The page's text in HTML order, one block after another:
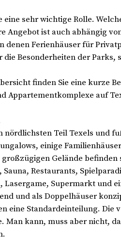
sehr wichtige Rolle.
Angebot ist auch abhängig
denen Ferienhäuser für
Besonderheiten der Parks,
finden Sie eine kurze
Appartementkomplexe auf
nördlichsten Teil Texels und
einige
Gelände
Restaurants,
Supermarkt und
und als Doppelhäuser
eine Standardeinteilung. Die
Man kann, muss aber nicht,